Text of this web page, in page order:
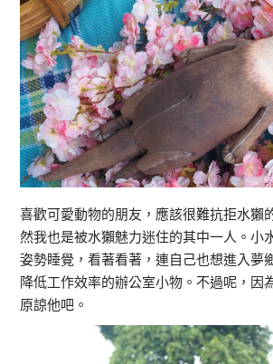
喜歡可愛動物的朋友，應該很難抗拒水獺
然我也是被水獺魅力迷住的其中一人。小
姿勢睡覺，看著看著，連自己也想進入夢
降低工作效率的辦公室小物。不過呢，因
原諒他吧。